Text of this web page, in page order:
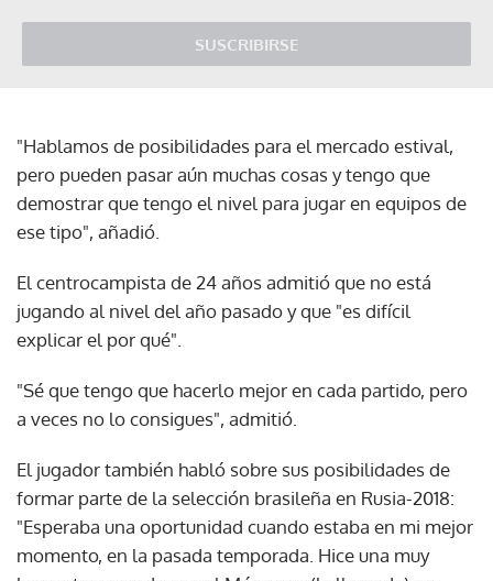
SUSCRIBIRSE
"Hablamos de posibilidades para el mercado estival,
pero pueden pasar aún muchas cosas y tengo que
demostrar que tengo el nivel para jugar en equipos de
ese tipo", añadió.
El centrocampista de 24 años admitió que no está
jugando al nivel del año pasado y que "es difícil
explicar el por qué".
"Sé que tengo que hacerlo mejor en cada partido, pero
a veces no lo consigues", admitió.
El jugador también habló sobre sus posibilidades de
formar parte de la selección brasileña en Rusia-2018:
"Esperaba una oportunidad cuando estaba en mi mejor
momento, en la pasada temporada. Hice una muy